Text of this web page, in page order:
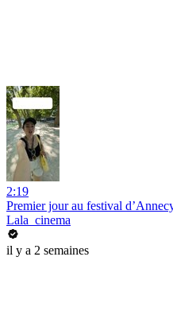
2:19
Premier jour au festival
Lala_cinema
il y a 2 semaines